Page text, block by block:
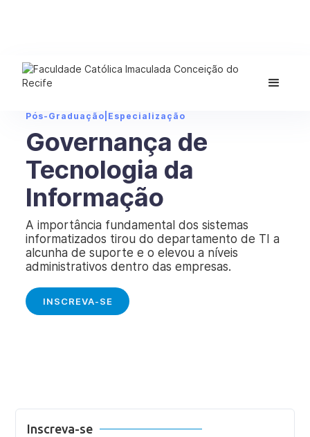
Pós-Graduação Especialização
Governança de
Tecnologia da
Informação
A importância fundamental dos sistemas
informatizados tirou do departamento de TI a
alcunha de suporte e o elevou a níveis
administrativos dentro das empresas.
INSCREVA-SE
Inscreva-se